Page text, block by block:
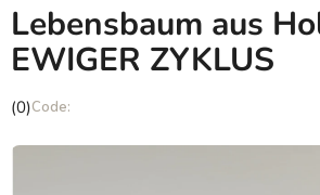
Lebensbaum aus
EWIGER ZYKLUS
Die
Produktbewertung
(0)